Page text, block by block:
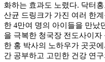
화하는 효과도 노렸다. 닥터
산균 드링크가 가진 여러 한
한 4만여 명의 아이들을 만났
을 극복한 청국장 전도사이
한 홍 박사의 노하우가 곳곳
간 공부하고 고민한 건강 연